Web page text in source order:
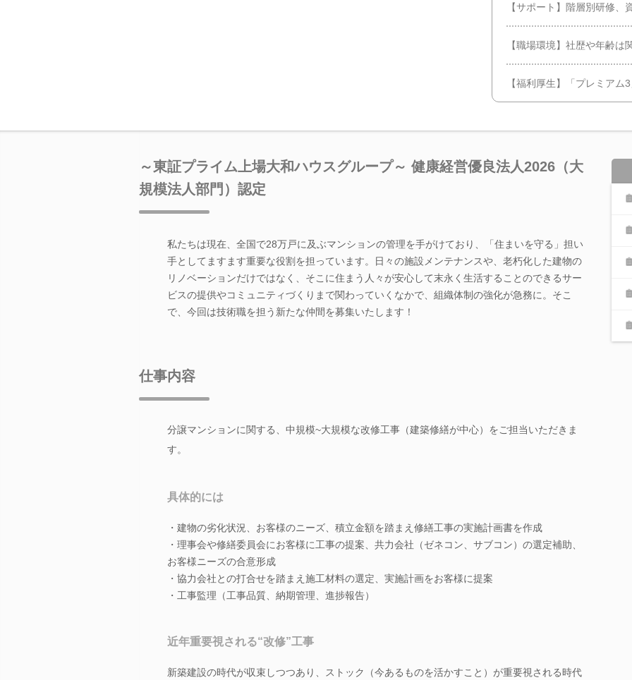
【サポート】階層別研修、
【職場環境】社歴や年齢
【福利厚生】「プレミアム
～東証プライム上場大和ハウスグループ～ 健康経営優良法人2026（大
規模法人部門）認定
私たちは現在、全国で28万戸に及ぶマンションの管理を手がけており、「住まいを守る」担い
手としてますます重要な役割を担っています。日々の施設メンテナンスや、老朽化した建物の
リノベーションだけではなく、そこに住まう人々が安心して末永く生活することのできるサー
ビスの提供やコミュニティづくりまで関わっていくなかで、組織体制の強化が急務に。そこ
で、今回は技術職を担う新たな仲間を募集いたします！
仕事内容
分譲マンションに関する、中規模~大規模な改修工事（建築修繕が中心）をご担当いただきま
す。
具体的には
・建物の劣化状況、お客様のニーズ、積立金額を踏まえ修繕工事の実施計画書を作成
・理事会や修繕委員会にお客様に工事の提案、共力会社（ゼネコン、サブコン）の選定補助、
お客様ニーズの合意形成
・協力会社との打合せを踏まえ施工材料の選定、実施計画をお客様に提案
・工事監理（工事品質、納期管理、進捗報告）
近年重要視される“改修”工事
新築建設の時代が収束しつつあり、ストック（今あるものを活かすこと）が重要視される時代